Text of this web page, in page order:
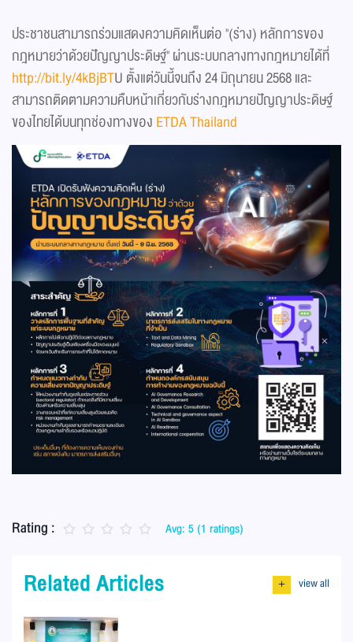
ประชาชนสามารถร่วมแสดงความคิดเห็นต่อ "(ร่าง) หลักการของ
กฎหมายว่าด้วยปัญญาประดิษฐ์" ผ่านระบบกลางทางกฎหมายได้ที่
http://bit.ly/4kBjBTU ตั้งแต่วันนี้จนถึง 24 มิถุนายน 2568 และ
สามารถติดตามความคืบหน้าเกี่ยวกับร่างกฎหมายปัญญาประดิษฐ์
ของไทยได้บนทุกช่องทางของ ETDA Thailand
Rating : Avg: 5 (1 ratings)
Related Articles + view all